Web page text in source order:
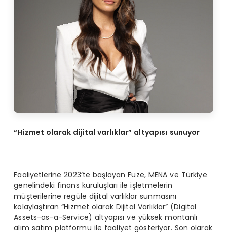
“Hizmet olarak dijital varlıklar” altyapısı sunuyor
Faaliyetlerine 2023’te başlayan Fuze, MENA ve Türkiye
genelindeki finans kuruluşları ile işletmelerin
müşterilerine regüle dijital varlıklar sunmasını
kolaylaştıran “Hizmet olarak Dijital Varlıklar” (Digital
Assets-as-a-Service) altyapısı ve yüksek montanlı
alım satım platformu ile faaliyet gösteriyor. Son olarak